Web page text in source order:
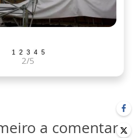
1 2 3 4 5
2/5
a comentar